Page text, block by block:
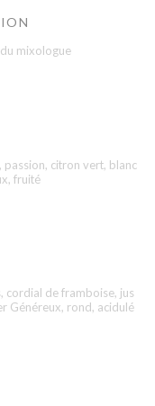
mixologue
passion, citron vert, blanc
fruité
cordial de framboise, jus
Généreux, rond, acidulé